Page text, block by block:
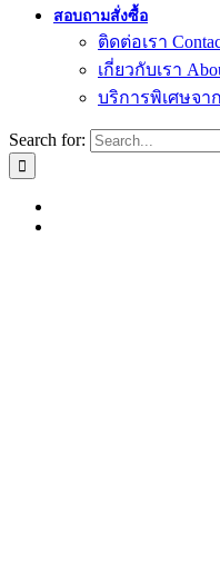
สอบถามสั่งซื้อ
ติดต่อเรา
เกี่ยวกับเรา
บริการพิเศษจาก
Search for: